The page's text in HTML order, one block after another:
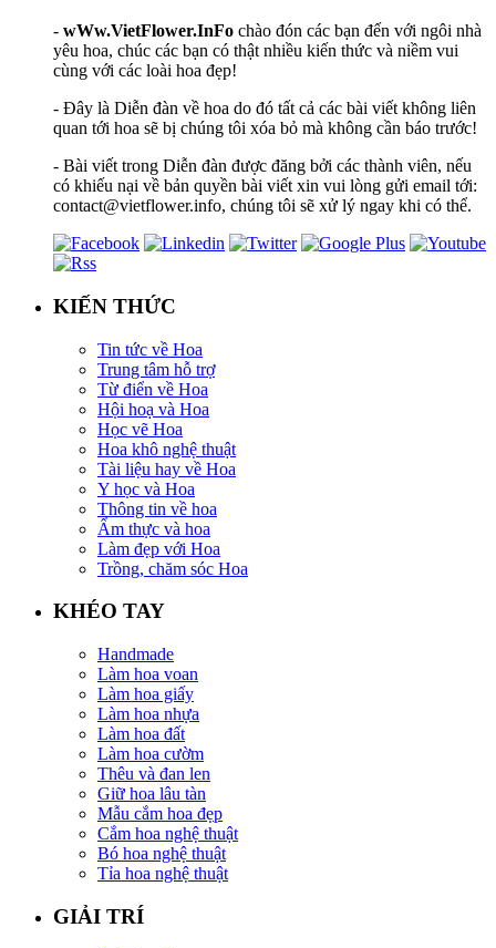
- wWw.VietFlower.InFo chào đón các bạn đến với ngôi nhà
yêu hoa, chúc các bạn có thật nhiều kiến thức và niềm vui
cùng với các loài hoa đẹp!
- Đây là Diễn đàn về hoa do đó tất cả các bài viết không liên
quan tới hoa sẽ bị chúng tôi xóa bỏ mà không cần báo trước!
- Bài viết trong Diễn đàn được đăng bởi các thành viên, nếu
có khiếu nại về bản quyền bài viết xin vui lòng gửi email tới:
contact@vietflower.info, chúng tôi sẽ xử lý ngay khi có thể.
KIẾN THỨC
Tin tức về Hoa
Trung tâm hỗ trợ
Từ điển về Hoa
Hội hoạ và Hoa
Học vẽ Hoa
Hoa khô nghệ thuật
Tài liệu hay về Hoa
Y học và Hoa
Thông tin về hoa
Ẩm thực và hoa
Làm đẹp với Hoa
Trồng, chăm sóc Hoa
KHÉO TAY
Handmade
Làm hoa voan
Làm hoa giấy
Làm hoa nhựa
Làm hoa đất
Làm hoa cườm
Thêu và đan len
Giữ hoa lâu tàn
Mẫu cắm hoa đẹp
Cắm hoa nghệ thuật
Bó hoa nghệ thuật
Tỉa hoa nghệ thuật
GIẢI TRÍ